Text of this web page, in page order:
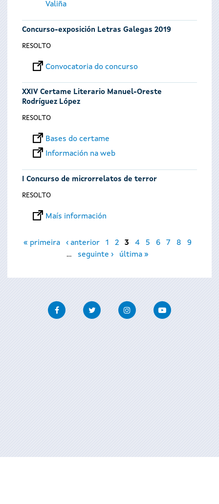
Valiña
Concurso-exposición Letras Galegas 2019
RESOLTO
Convocatoria do concurso
XXIV Certame Literario Manuel-Oreste
Rodríguez López
RESOLTO
Bases do certame
Información na web
I Concurso de microrrelatos de terror
RESOLTO
Maís información
Páxinas
« primeira ‹ anterior 1 2 3 4 5 6 7 8
9
…
seguinte › última »
FacebookTwitter InstagramYoutube